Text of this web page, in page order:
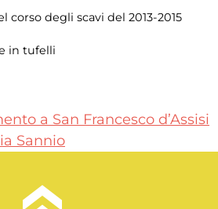
corso degli scavi del 2013-2015
in tufelli
a San Francesco d’Assisi
Sannio